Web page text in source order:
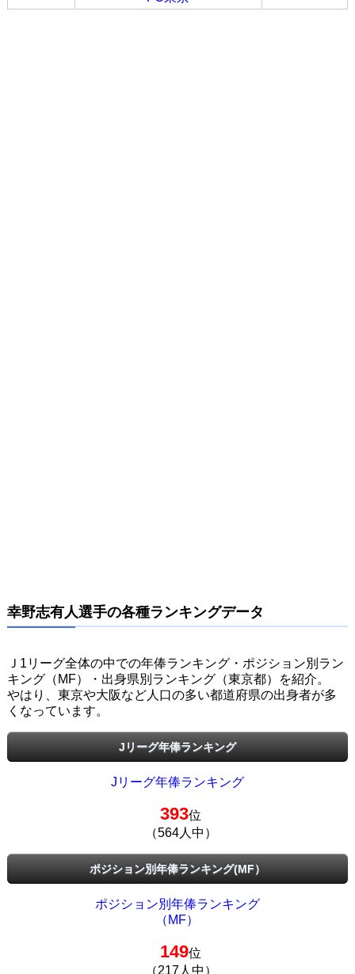
幸野志有人選手の各種ランキングデータ
Ｊ1リーグ全体の中での年俸ランキング・ポジション別ラン
キング（MF）・出身県別ランキング（東京都）を紹介。
やはり、東京や大阪など人口の多い都道府県の出身者が多
くなっています。
Jリーグ年俸ランキング
Jリーグ年俸ランキング
393位
（564人中）
ポジション別年俸ランキング(MF）
ポジション別年俸ランキング
（MF）
149位
（217人中）